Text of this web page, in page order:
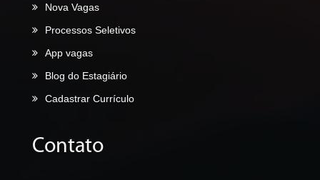
Nova Vagas
Processos Seletivos
App vagas
Blog do Estagiário
Cadastrar Currículo
Contato